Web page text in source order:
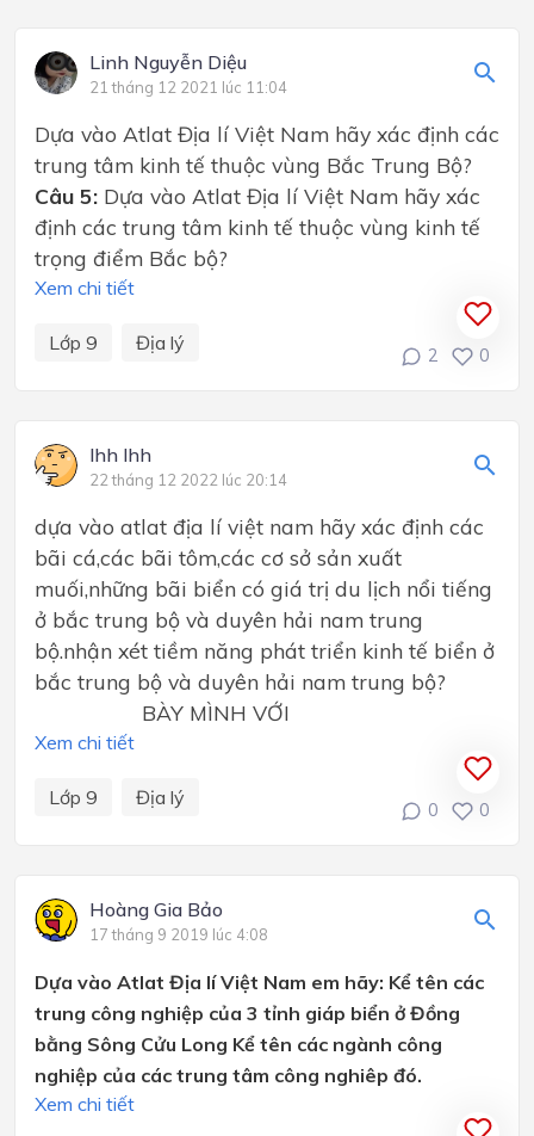
Linh Nguyễn Diệu
21 tháng 12 2021 lúc 11:04
Dựa vào Atlat Địa lí Việt Nam hãy xác định các
trung tâm kinh tế thuộc vùng Bắc Trung Bộ?
Câu 5: Dựa vào Atlat Địa lí Việt Nam hãy xác
định các trung tâm kinh tế thuộc vùng kinh tế
trọng điểm Bắc bộ?
Xem chi tiết
Lớp 9 Địa lý
2 0
lhh lhh
22 tháng 12 2022 lúc 20:14
dựa vào atlat địa lí việt nam hãy xác định các
bãi cá,các bãi tôm,các cơ sở sản xuất
muối,những bãi biển có giá trị du lịch nổi tiếng
ở bắc trung bộ và duyên hải nam trung
bộ.nhận xét tiềm năng phát triển kinh tế biển ở
bắc trung bộ và duyên hải nam trung bộ?
BÀY MÌNH VỚI
Xem chi tiết
Lớp 9 Địa lý
0 0
Hoàng Gia Bảo
17 tháng 9 2019 lúc 4:08
Dựa vào Atlat Địa lí Việt Nam em hãy: Kể tên các
trung công nghiệp của 3 tỉnh giáp biển ở Đồng
bằng Sông Cửu Long Kể tên các ngành công
nghiệp của các trung tâm công nghiêp đó.
Xem chi tiết